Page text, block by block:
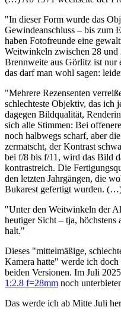
"In dieser Form wurde das
Gewindeanschluss – bis zum
haben Fotofreunde eine
Weitwinkeln zwischen 28
Brennweite aus Görlitz ist nur
das darf man wohl sagen:
"Mehrere Rezensenten
schlechteste Objektiv, das ich
dagegen Bildqualität,
sich alle Stimmen: Bei
noch halbwegs scharf, aber
zermatscht, der Kontrast
bei f/8 bis f/11, wird das Bild
kontrastreich. Die
den letzten Jahrgängen, die
Bukarest gefertigt wurden.
"Unter den Weitwinkeln der
heutiger Sicht – tja,
halt."
Dieses "mittelmäßige,
Kamera hatte" werde ich
beiden Versionen. Im Juli
1:2.8 f=28mm noch
Das werde ich ab Mitte Juli